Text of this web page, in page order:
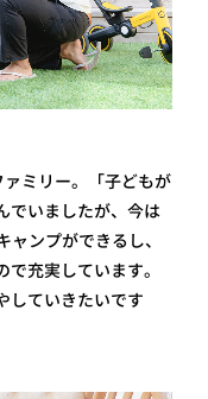
ミリー。「子どもが
でいましたが、今は
ンプができるし、
充実しています。
していきたいです